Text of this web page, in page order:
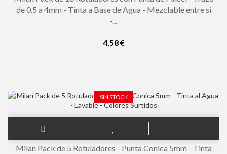
de 0.5 a 4mm - Tinta a Base de Agua - Mezclable entre si
-...
4,58 €
SIN STOCK
Milan Pack de 5 Rotuladores - Punta Conica 5mm - Tinta